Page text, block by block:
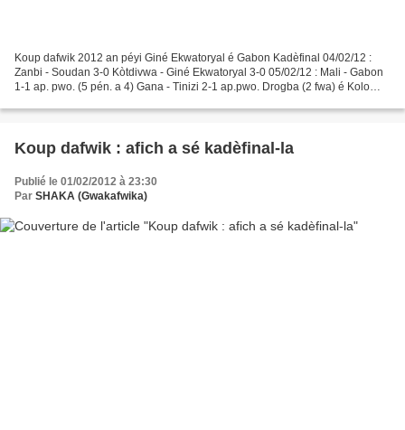
Koup dafwik 2012 an péyi Giné Ekwatoryal é Gabon Kadèfinal 04/02/12 :
Zanbi - Soudan 3-0 Kòtdivwa - Giné Ekwatoryal 3-0 05/02/12 : Mali - Gabon
1-1 ap. pwo. (5 pén. a 4) Gana - Tinizi 2-1 ap.pwo. Drogba (2 fwa) é Kolo
Koup dafwik : afich a sé kadèfinal-la
Publié le 01/02/2012 à 23:30
Par SHAKA (Gwakafwika)